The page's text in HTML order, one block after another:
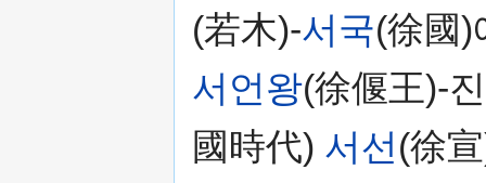
(若木)-서국(徐國
서언왕(徐偃王)-
國時代) 서선(徐